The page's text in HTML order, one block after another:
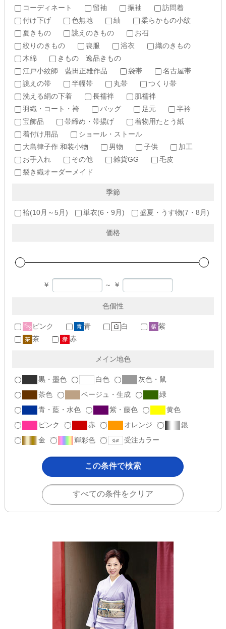
コーディネート 留袖 振袖
訪問着
付け下げ
色無地 紬
柔らかもの小紋
夏きもの
誂えのきもの
お召
絞りのきもの
喪服 浴衣
織のきもの
木綿
きもの 逸品きもの
江戸小紋師 藍田正雄作品
袋帯
名古屋帯
誂えの帯
半幅帯 丸帯
つくり帯
洗える絹の下着
長襦袢
肌襦袢
羽織・コート・袴
バッグ 足元
半衿
宝飾品
帯締め・帯揚げ
着物用たとう紙
着付け用品
ショール・ストール
大島律子作 和装小物
男物 子供
加工
お手入れ
その他 雑貨GG
毛皮
裂き織オーダーメイド
季節
袷(10月～5月) 単衣(6・9月) 盛夏・うす物(7・8月)
価格
￥ ～ ￥
色個性
ピンク 青 白
紫
茶
赤
メイン地色
黒・墨色 白色
灰色・鼠
茶色
ベージュ・生成
緑
青・藍・水色
紫・藤色
黄色
ピンク
赤 オレンジ
銀
金
輝彩色 受注カラー